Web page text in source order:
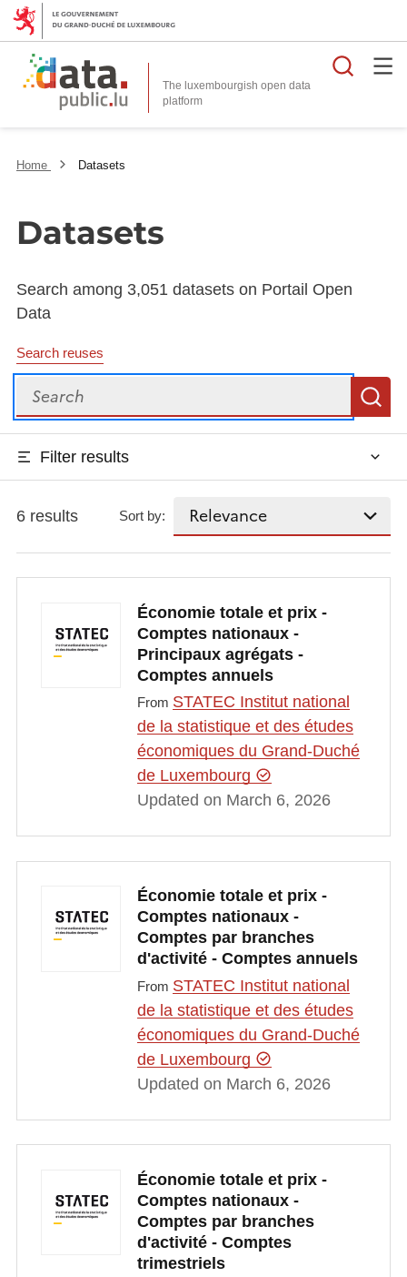
The luxembourgish open data
platform
Home Datasets
Datasets
Search among 3,051 datasets on Portail Open
Data
Search reuses
Search
Filter results
6 results Sort by:
Économie totale et prix -
Comptes nationaux -
Principaux agrégats -
Comptes annuels
From STATEC Institut national
de la statistique et des études
économiques du Grand-Duché
de Luxembourg
Updated on March 6, 2026
Économie totale et prix -
Comptes nationaux -
Comptes par branches
d'activité - Comptes annuels
From STATEC Institut national
de la statistique et des études
économiques du Grand-Duché
de Luxembourg
Updated on March 6, 2026
Économie totale et prix -
Comptes nationaux -
Comptes par branches
d'activité - Comptes
trimestriels